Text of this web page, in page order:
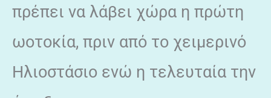
πρέπει να λάβει χώρα η πρώτη
ωοτοκία, πριν από το χειμερινό
Ηλιοστάσιο ενώ η τελευταία την